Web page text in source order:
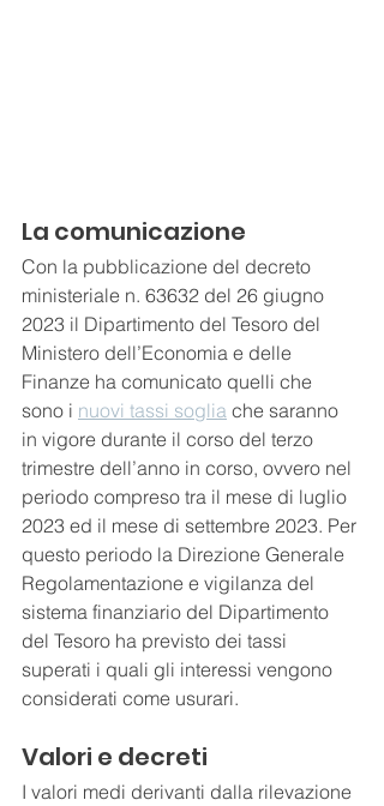
La comunicazione
Con la pubblicazione del decreto
ministeriale n. 63632 del 26 giugno
2023 il Dipartimento del Tesoro del
Ministero dell’Economia e delle
Finanze ha comunicato quelli che
sono i nuovi tassi soglia che saranno
in vigore durante il corso del terzo
trimestre dell’anno in corso, ovvero nel
periodo compreso tra il mese di luglio
2023 ed il mese di settembre 2023. Per
questo periodo la Direzione Generale
Regolamentazione e vigilanza del
sistema finanziario del Dipartimento
del Tesoro ha previsto dei tassi
superati i quali gli interessi vengono
considerati come usurari.
Valori e decreti
I valori medi derivanti dalla rilevazione